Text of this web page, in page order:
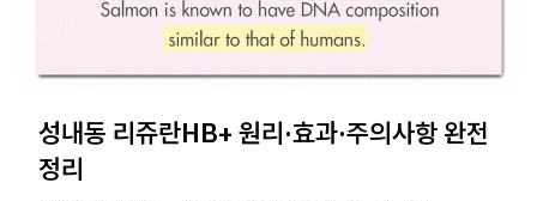
성내동 리쥬란HB+ 원리·효과·주의사항 완전
정리